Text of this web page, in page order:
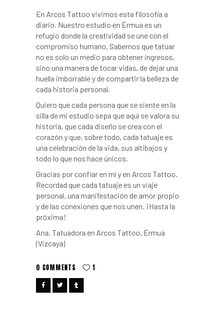
En Arcos Tattoo vivimos esta filosofía a
diario. Nuestro estudio en Érmua es un
refugio donde la creatividad se une con el
compromiso humano. Sabemos que tatuar
no es solo un medio para obtener ingresos,
sino una manera de tocar vidas, de dejar una
huella imborrable y de compartir la belleza de
cada historia personal.
Quiero que cada persona que se siente en la
silla de mi estudio sepa que aquí se valora su
historia, que cada diseño se crea con el
corazón y que, sobre todo, cada tatuaje es
una celebración de la vida, sus altibajos y
todo lo que nos hace únicos.
Gracias por confiar en mí y en Arcos Tattoo.
Recordad que cada tatuaje es un viaje
personal, una manifestación de amor propio
y de las conexiones que nos unen. ¡Hasta la
próxima!
Ana, Tatuadora en Arcos Tattoo, Érmua
(Vizcaya)
0 COMMENTS 1